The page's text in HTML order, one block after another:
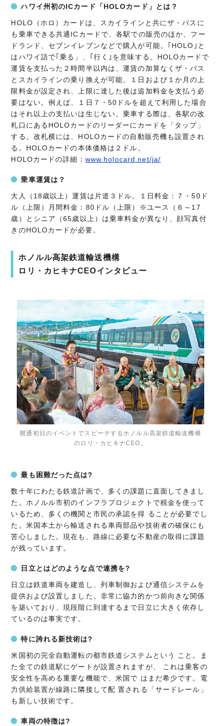
ハワイ州初のICカード「HOLOカード」とは？
HOLO（ホロ）カードは、スカイラインと共にザ・バスに
も乗車できる共通ICカードで、各駅での販売のほか、フー
ドランド、セブンイレブンなどで購入が可能。｢HOLO｣と
はハワイ語で｢乗る」、｢行く｣を意味する。HOLOカードで
運賃を支払った２時間半以内は、運賃の加算なくザ・バス
とスカイラインの乗り換えが可能。１日および１か月の上
限料金が設定され、上限に達した後は追加料金を支払う必
要はない。例えば、１日７・50ドルを超えて利用した場合
はそれ以上の支払いは生じない。乗車する際は、各駅の改
札口にあるHOLOカードのリーダーにカードを「タップ」
する。改札横には、HOLOカードの自動販売機も設置され
る。HOLOカードの本体価格は２ドル。
HOLOカードの詳細： www.holocard.net/ja/
乗車運賃は？
大人（18歳以上）運賃は片道３ドル。１日料金：７・50ド
ル（上限）月間料金：80ドル（上限）※ユース（６～17
歳）とシニア（65歳以上）は乗車料金が異なり、顔写真付
きのHOLOカードが必要。
ホノルル高架鉄道輸送機構
ロリ・カヒキナCEOインタビュー
開通初日のイベントでスピーチするホノルル高架鉄道輸送機構
のロリ・カヒキナCEO。
最も困難だった点は?
数十年にわたる鉄道計画で、多くの課題に直面してきまし
た。ホノルル市初のインフラプロジェクトで税金を使って
いるため、多くの機関と市民の承認を得 ることが必要でし
た。米国本土から輸送される車両部品や技術者の確保にも
苦心しました。現在も、路線に必要な不動産の取得に課題
が残っています。
日立とはどのような点で連携を?
日立は鉄道車両を建造し、列車制御および通信システムを
提供および設置しました。非常に協力的かつ前向きな関係
を築いており、現段階に到達するまで日立に大きく依存し
ているのは事実です。
特に誇れる新技術は?
米国初の完全自動運転の都市鉄道システムという こと。ま
た全ての鉄道駅にゲートが設置されますが、 これは乗客の
安全性を高める重要な機能で、米国で はまだ希少です。電
力供給装置が線路に隣接して配 置される「サードレール」
も新しい技術です。
車両の特徴は?